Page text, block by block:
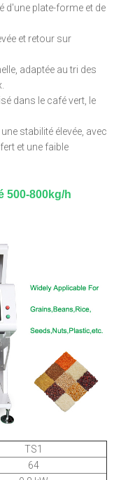
d'une plate-forme et de
et retour sur
adaptée au tri des
dans le café vert, le
stabilité élevée, avec
et une faible
500-800kg/h
TS1
64